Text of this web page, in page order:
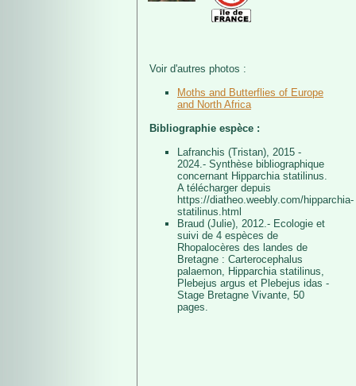
Voir d'autres photos :
Moths and Butterflies of Europe
and North Africa
Bibliographie espèce :
Lafranchis (Tristan), 2015 -
2024.- Synthèse bibliographique
concernant Hipparchia statilinus.
A télécharger depuis
https://diatheo.weebly.com/hipparchia-
statilinus.html
Braud (Julie), 2012.- Ecologie et
suivi de 4 espèces de
Rhopalocères des landes de
Bretagne : Carterocephalus
palaemon, Hipparchia statilinus,
Plebejus argus et Plebejus idas -
Stage Bretagne Vivante, 50
pages.